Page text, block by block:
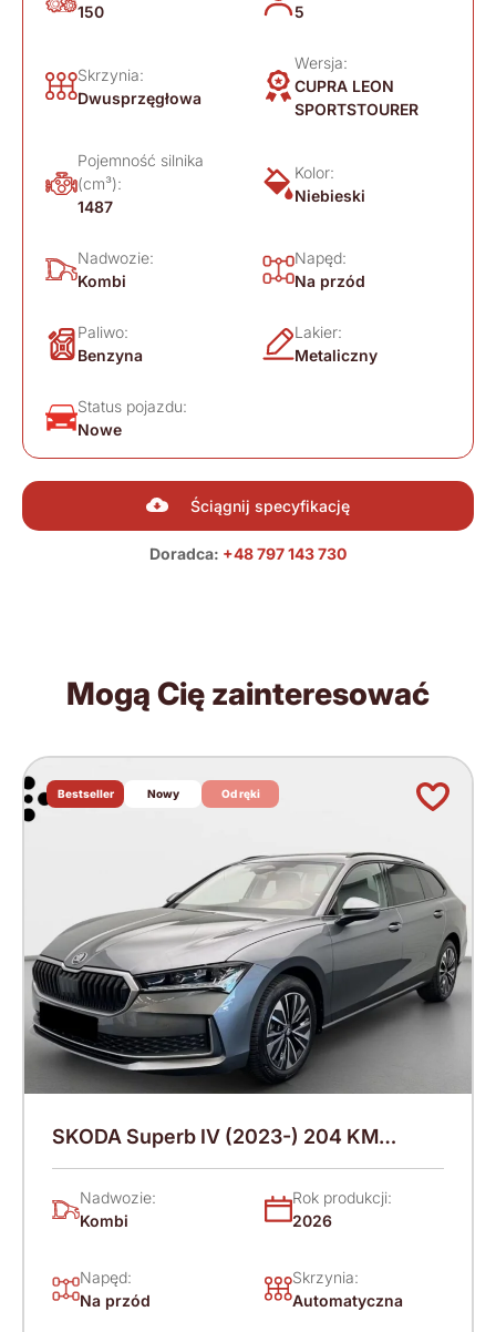
150
5
Skrzynia:
Dwusprzęgłowa
Wersja:
CUPRA LEON
SPORTSTOURER
Pojemność silnika
(cm³):
1487
Kolor:
Niebieski
Nadwozie:
Kombi
Napęd:
Na przód
Paliwo:
Benzyna
Lakier:
Metaliczny
Status pojazdu:
Nowe
Ściągnij specyfikację
Doradca: +48 797 143 730
Mogą Cię zainteresować
Bestseller Nowy Od ręki
SKODA Superb IV (2023-) 204 KM
(2026)
Nadwozie:
Kombi
Rok produkcji:
2026
Napęd:
Na przód
Skrzynia:
Automatyczna